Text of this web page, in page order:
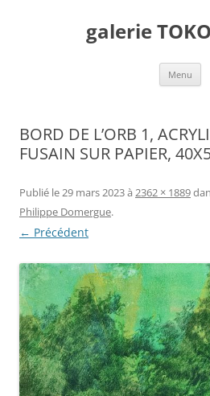
galerie
Menu
BORD DE L’ORB 1,
FUSAIN SUR PAPIER,
Publié le29 mars 2023à 2362 × 1889
Philippe Domergue.
← Précédent